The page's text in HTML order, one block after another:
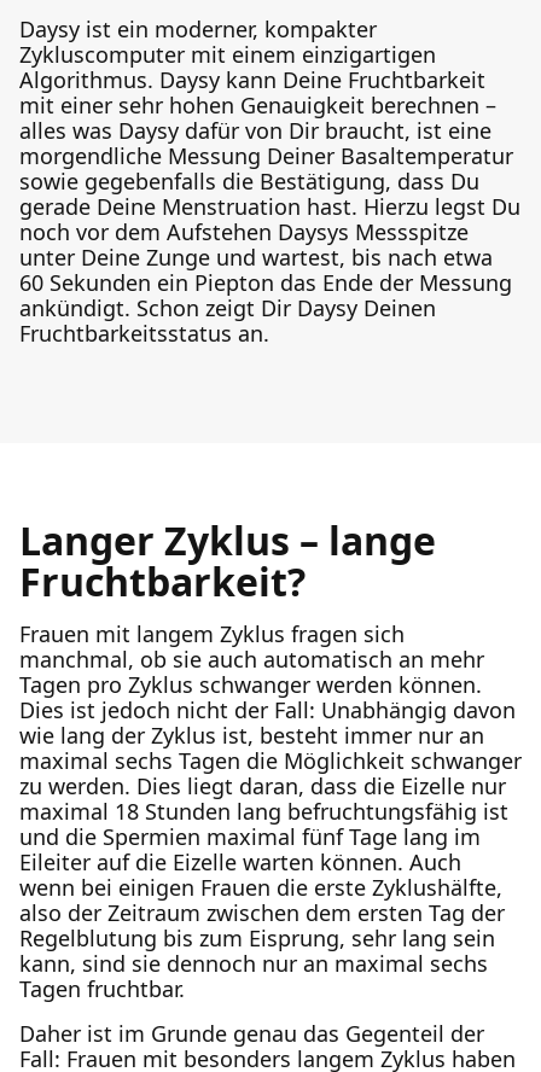
Daysy ist ein moderner, kompakter
Zykluscomputer mit einem einzigartigen
Algorithmus. Daysy kann Deine Fruchtbarkeit
mit einer sehr hohen Genauigkeit berechnen –
alles was Daysy dafür von Dir braucht, ist eine
morgendliche Messung Deiner Basaltemperatur
sowie gegebenfalls die Bestätigung, dass Du
gerade Deine Menstruation hast. Hierzu legst Du
noch vor dem Aufstehen Daysys Messspitze
unter Deine Zunge und wartest, bis nach etwa
60 Sekunden ein Piepton das Ende der Messung
ankündigt. Schon zeigt Dir Daysy Deinen
Fruchtbarkeitsstatus an.
Langer Zyklus – lange
Fruchtbarkeit?
Frauen mit langem Zyklus fragen sich
manchmal, ob sie auch automatisch an mehr
Tagen pro Zyklus schwanger werden können.
Dies ist jedoch nicht der Fall: Unabhängig davon
wie lang der Zyklus ist, besteht immer nur an
maximal sechs Tagen die Möglichkeit schwanger
zu werden. Dies liegt daran, dass die Eizelle nur
maximal 18 Stunden lang befruchtungsfähig ist
und die Spermien maximal fünf Tage lang im
Eileiter auf die Eizelle warten können. Auch
wenn bei einigen Frauen die erste Zyklushälfte,
also der Zeitraum zwischen dem ersten Tag der
Regelblutung bis zum Eisprung, sehr lang sein
kann, sind sie dennoch nur an maximal sechs
Tagen fruchtbar.
Daher ist im Grunde genau das Gegenteil der
Fall: Frauen mit besonders langem Zyklus haben